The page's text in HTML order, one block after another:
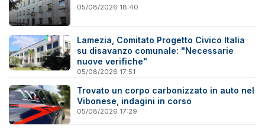
05/08/2026 18:40
Lamezia, Comitato Progetto Civico Italia
su disavanzo comunale: "Necessarie
nuove verifiche"
05/08/2026 17:51
Trovato un corpo carbonizzato in auto nel
Vibonese, indagini in corso
05/08/2026 17:29